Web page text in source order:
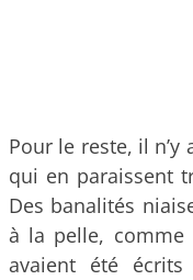
Pour le reste, il n’y
qui en paraissent
Des banalités
à la pelle, comme
avaient été